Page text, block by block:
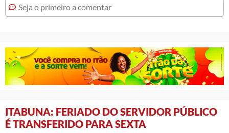
Seja o primeiro a comentar
ITABUNA: FERIADO DO SERVIDOR PÚBLICO
É TRANSFERIDO PARA SEXTA